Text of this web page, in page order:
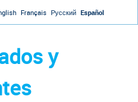
Français Русский Español
y